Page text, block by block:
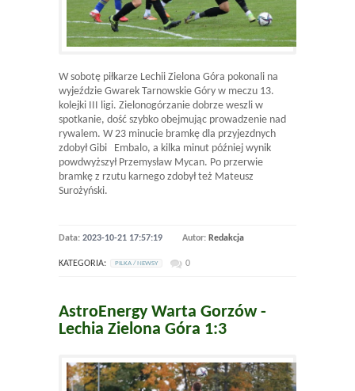
W sobotę piłkarze Lechii Zielona Góra pokonali na
wyjeździe Gwarek Tarnowskie Góry w meczu 13.
kolejki III ligi. Zielonogórzanie dobrze weszli w
spotkanie, dość szybko obejmując prowadzenie nad
rywalem. W 23 minucie bramkę dla przyjezdnych
zdobył Gibi Embalo, a kilka minut później wynik
powdwyższył Przemysław Mycan. Po przerwie
bramkę z rzutu karnego zdobył też Mateusz
Surożyński.
Data: 2023-10-21 17:57:19 Autor: Redakcja
KATEGORIA: PILKA / NEWSY 0
AstroEnergy Warta Gorzów -
Lechia Zielona Góra 1:3